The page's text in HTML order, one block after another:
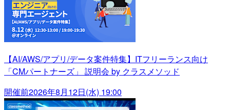
【AI/AWS/アプリ/データ案件特集】ITフリーランス向け
「CMパートナーズ」 説明会 by クラスメソッド
開催前2026年8月12日(水) 19:00